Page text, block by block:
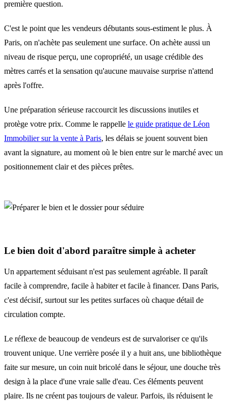
première question.
C'est le point que les vendeurs débutants sous-estiment le plus. À
Paris, on n'achète pas seulement une surface. On achète aussi un
niveau de risque perçu, une copropriété, un usage crédible des
mètres carrés et la sensation qu'aucune mauvaise surprise n'attend
après l'offre.
Une préparation sérieuse raccourcit les discussions inutiles et
protège votre prix. Comme le rappelle le guide pratique de Léon
Immobilier sur la vente à Paris, les délais se jouent souvent bien
avant la signature, au moment où le bien entre sur le marché avec un
positionnement clair et des pièces prêtes.
Le bien doit d'abord paraître simple à acheter
Un appartement séduisant n'est pas seulement agréable. Il paraît
facile à comprendre, facile à habiter et facile à financer. Dans Paris,
c'est décisif, surtout sur les petites surfaces où chaque détail de
circulation compte.
Le réflexe de beaucoup de vendeurs est de survaloriser ce qu'ils
trouvent unique. Une verrière posée il y a huit ans, une bibliothèque
faite sur mesure, un coin nuit bricolé dans le séjour, une douche très
design à la place d'une vraie salle d'eau. Ces éléments peuvent
plaire. Ils ne créent pas toujours de valeur. Parfois, ils réduisent le